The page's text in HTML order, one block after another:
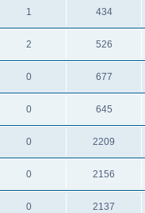
1 434
2 526
0 677
0 645
0 2209
0 2156
0 2137